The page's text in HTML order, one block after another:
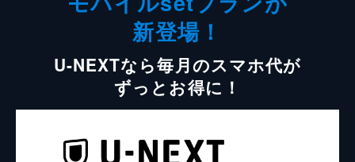
新登場！
U-NEXTなら毎月のスマホ代が
ずっとお得に！